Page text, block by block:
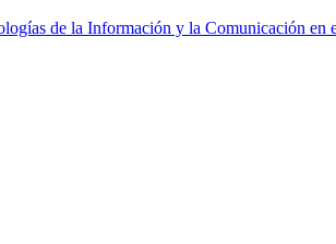
de la Información y la Comunicación